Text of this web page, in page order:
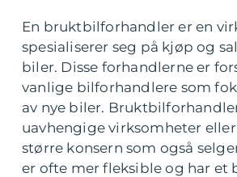
En bruktbilforhandler er en
spesialiserer seg på kjøp og
biler. Disse forhandlerne er
vanlige bilforhandlere som
av nye biler.
uavhengige virksomheter eller
større konsern som også
er ofte mer fleksible og har et